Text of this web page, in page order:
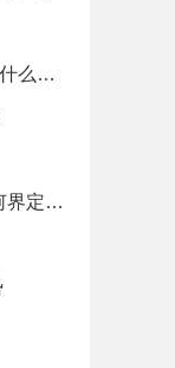
什么叫期货隔夜仓?隔夜仓指的是什么时间
股市中的大单、中单、小单是如何界定的？